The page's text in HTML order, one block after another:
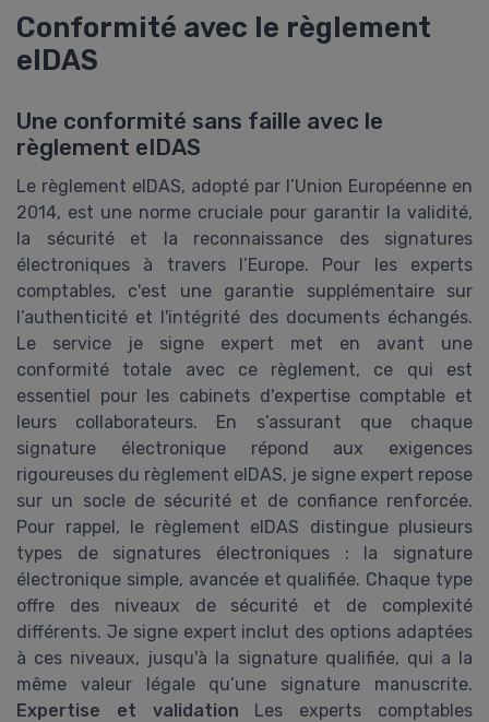
Conformité avec le règlement
eIDAS
Une conformité sans faille avec le
règlement eIDAS
Le règlement eIDAS, adopté par l’Union Européenne en
2014, est une norme cruciale pour garantir la validité,
la sécurité et la reconnaissance des signatures
électroniques à travers l’Europe. Pour les experts
comptables, c'est une garantie supplémentaire sur
l’authenticité et l'intégrité des documents échangés.
Le service je signe expert met en avant une
conformité totale avec ce règlement, ce qui est
essentiel pour les cabinets d'expertise comptable et
leurs collaborateurs. En s’assurant que chaque
signature électronique répond aux exigences
rigoureuses du règlement eIDAS, je signe expert repose
sur un socle de sécurité et de confiance renforcée.
Pour rappel, le règlement eIDAS distingue plusieurs
types de signatures électroniques : la signature
électronique simple, avancée et qualifiée. Chaque type
offre des niveaux de sécurité et de complexité
différents. Je signe expert inclut des options adaptées
à ces niveaux, jusqu'à la signature qualifiée, qui a la
même valeur légale qu’une signature manuscrite.
Expertise et validation Les experts comptables